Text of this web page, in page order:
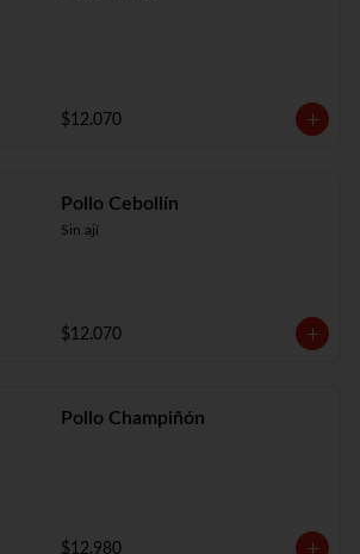
$12.070
Pollo Cebollín
Sin ají
$12.070
Pollo Champiñón
$12.980